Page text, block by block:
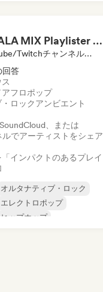
KOALA MIX Playlister (Spotify)
YouTube/Twitchチャンネル, プレイリスト・キュレーター
回答
フロポップ
ロックアンビエント
、または
でアーティストをシェア
インパクトのあるプレイ
オルタナティブ・ロック
エレクトロポップ
ヒップホップ